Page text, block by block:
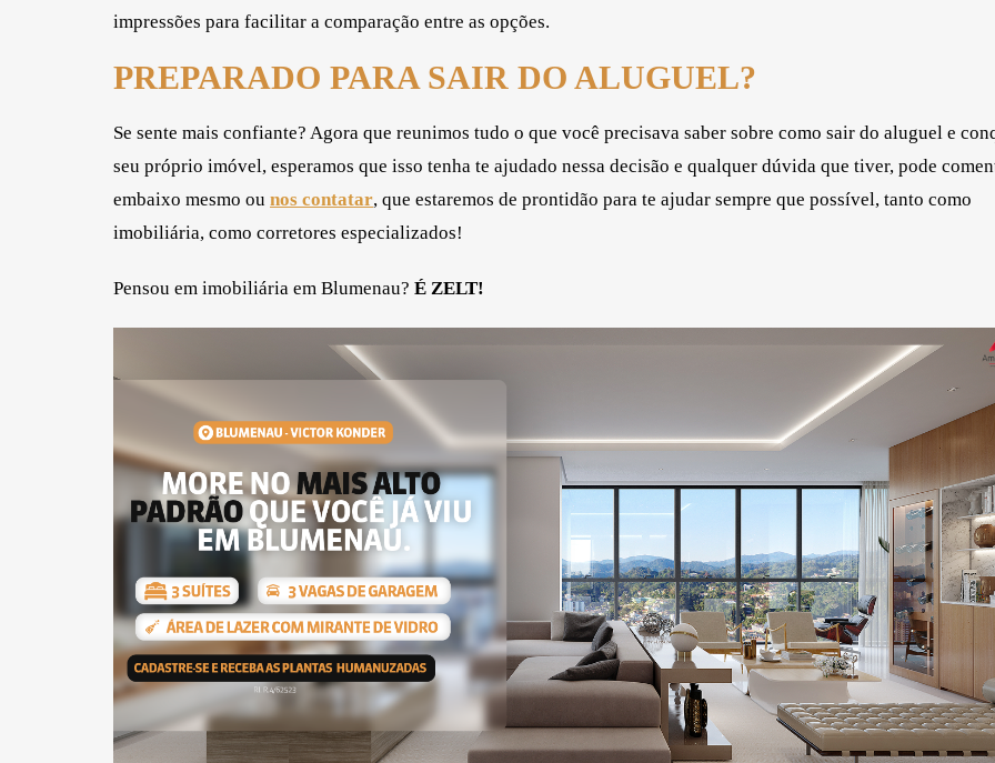
impressões para facilitar a comparação entre as opções.
PREPARADO PARA SAIR DO ALUGUEL?
Se sente mais confiante? Agora que reunimos tudo o que você precisava saber sobre como sair do aluguel e
seu próprio imóvel, esperamos que isso tenha te ajudado nessa decisão e qualquer dúvida que tiver, pode
embaixo mesmo ou nos contatar, que estaremos de prontidão para te ajudar sempre que possível, tanto como
imobiliária, como corretores especializados!
Pensou em imobiliária em Blumenau? É ZELT!